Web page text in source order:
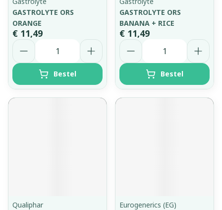
GASTROLYTE ORS
ORANGE
€ 11,49
Aantal
Bestel
GASTROLYTE ORS
BANANA + RICE
€ 11,49
Aantal
Bestel
Qualiphar
Eurogenerics (EG)